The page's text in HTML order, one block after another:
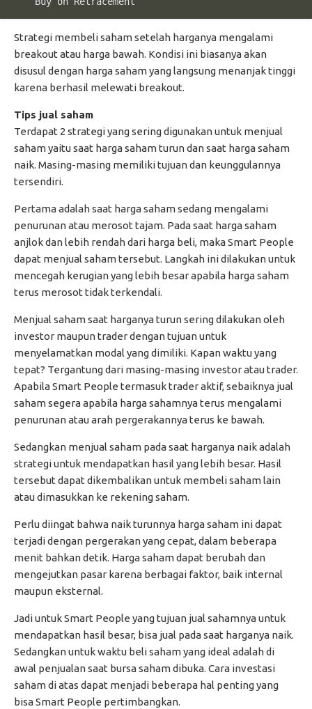
Strategi membeli saham setelah harganya mengalami
breakout atau harga bawah. Kondisi ini biasanya akan
disusul dengan harga saham yang langsung menanjak tinggi
karena berhasil melewati breakout.
Tips jual saham
Terdapat 2 strategi yang sering digunakan untuk menjual
saham yaitu saat harga saham turun dan saat harga saham
naik. Masing-masing memiliki tujuan dan keunggulannya
tersendiri.
Pertama adalah saat harga saham sedang mengalami
penurunan atau merosot tajam. Pada saat harga saham
anjlok dan lebih rendah dari harga beli, maka Smart People
dapat menjual saham tersebut. Langkah ini dilakukan untuk
mencegah kerugian yang lebih besar apabila harga saham
terus merosot tidak terkendali.
Menjual saham saat harganya turun sering dilakukan oleh
investor maupun trader dengan tujuan untuk
menyelamatkan modal yang dimiliki. Kapan waktu yang
tepat? Tergantung dari masing-masing investor atau trader.
Apabila Smart People termasuk trader aktif, sebaiknya jual
saham segera apabila harga sahamnya terus mengalami
penurunan atau arah pergerakannya terus ke bawah.
Sedangkan menjual saham pada saat harganya naik adalah
strategi untuk mendapatkan hasil yang lebih besar. Hasil
tersebut dapat dikembalikan untuk membeli saham lain
atau dimasukkan ke rekening saham.
Perlu diingat bahwa naik turunnya harga saham ini dapat
terjadi dengan pergerakan yang cepat, dalam beberapa
menit bahkan detik. Harga saham dapat berubah dan
mengejutkan pasar karena berbagai faktor, baik internal
maupun eksternal.
Jadi untuk Smart People yang tujuan jual sahamnya untuk
mendapatkan hasil besar, bisa jual pada saat harganya naik.
Sedangkan untuk waktu beli saham yang ideal adalah di
awal penjualan saat bursa saham dibuka. Cara investasi
saham di atas dapat menjadi beberapa hal penting yang
bisa Smart People pertimbangkan.